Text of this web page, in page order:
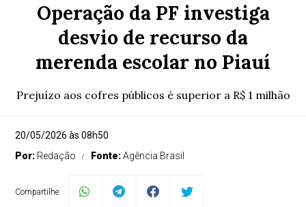
Operação da PF investiga
desvio de recurso da
merenda escolar no Piauí
Prejuízo aos cofres públicos é superior a R$ 1 milhão
20/05/2026 às 08h50
Por: Redação Fonte:Agência Brasil
Compartilhe: